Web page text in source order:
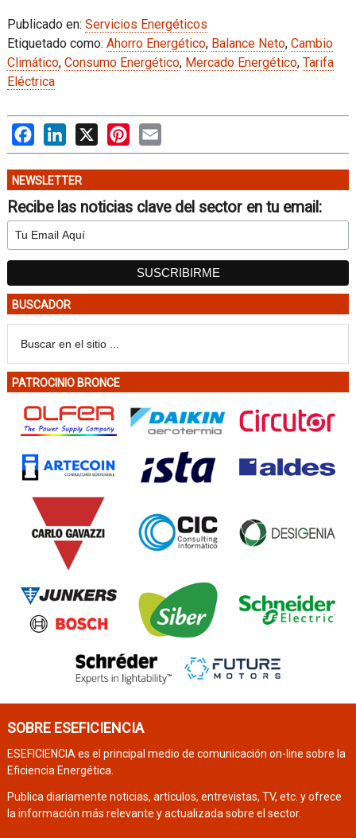
Publicado en: Servicios Energéticos
Etiquetado como: Ahorro Energético, Balance Neto, Cambio
Climático, Consumo Energético, Mercado Energético, Tarifa
Eléctrica
FacebookLinkedIn
X PinterestEmail
NEWSLETTER
Recibe las noticias clave del sector en tu email:
BUSCADOR
PATROCINIO BRONCE
SOBRE ESEFICIENCIA
ESEFICIENCIA es el principal medio de comunicación on-line sobre la
Eficiencia Energética.
Publica diariamente noticias, artículos, entrevistas, TV, etc. y ofrece
la información más relevante y actualizada sobre el sector.